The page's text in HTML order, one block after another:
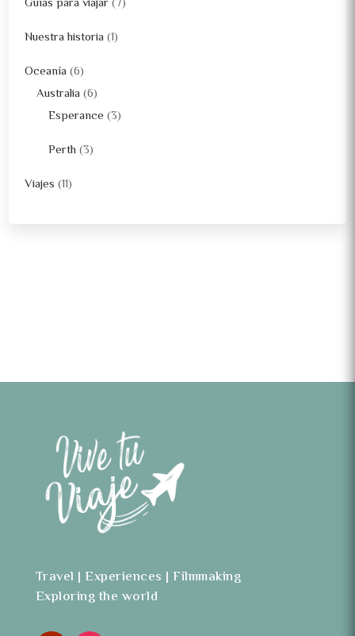
Guías para viajar(7)
Nuestra historia (1)
Oceanía (6)
Australia (6)
Esperance (3)
Perth (3)
Viajes (11)
Travel | Experiences | Filmmaking
Exploring the world